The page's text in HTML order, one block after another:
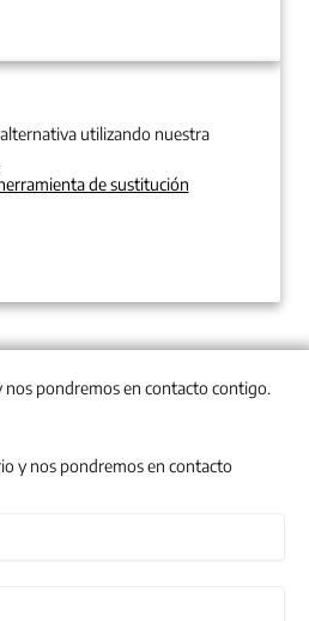
utilizando nuestra
de sustitución
pondremos en contacto contigo.
y nos pondremos en contacto